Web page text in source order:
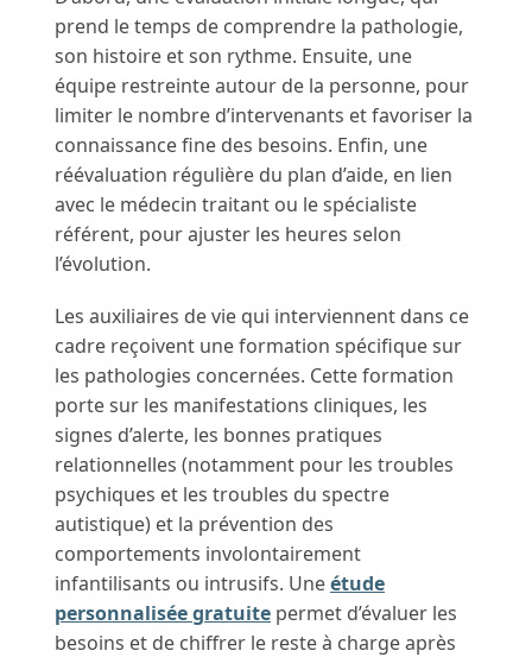
prend le temps de comprendre la pathologie,
son histoire et son rythme. Ensuite, une
équipe restreinte autour de la personne, pour
limiter le nombre d’intervenants et favoriser la
connaissance fine des besoins. Enfin, une
réévaluation régulière du plan d’aide, en lien
avec le médecin traitant ou le spécialiste
référent, pour ajuster les heures selon
l’évolution.
Les auxiliaires de vie qui interviennent dans ce
cadre reçoivent une formation spécifique sur
les pathologies concernées. Cette formation
porte sur les manifestations cliniques, les
signes d’alerte, les bonnes pratiques
relationnelles (notamment pour les troubles
psychiques et les troubles du spectre
autistique) et la prévention des
comportements involontairement
infantilisants ou intrusifs. Uneétude
personnalisée gratuite permet d’évaluer les
besoins et de chiffrer le reste à charge après